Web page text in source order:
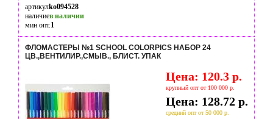
артикулko094528
наличиев наличии
мин опт.1
ФЛОМАСТЕРЫ №1 SCHOOL COLORPICS НАБОР 24
ЦВ.,ВЕНТИЛИР.,СМЫВ., БЛИСТ. УПАК
Цена: 120.3 р.
крупный опт от 100 000 р.
Цена: 128.72 р.
средний опт от 50 000 р.